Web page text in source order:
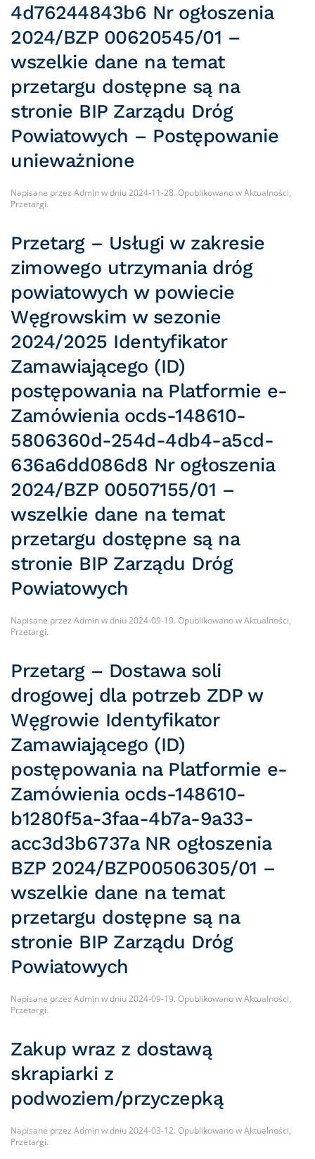
4d76244843b6 Nr ogłoszenia
2024/BZP 00620545/01 –
wszelkie dane na temat
przetargu dostępne są na
stronie BIP Zarządu Dróg
Powiatowych – Postępowanie
unieważnione
Napisane przez Adminw dniu2024-11-28. Opublikowano wAktualności,
Przetargi.
Przetarg – Usługi w zakresie
zimowego utrzymania dróg
powiatowych w powiecie
Węgrowskim w sezonie
2024/2025 Identyfikator
Zamawiającego (ID)
postępowania na Platformie e-
Zamówienia ocds-148610-
5806360d-254d-4db4-a5cd-
636a6dd086d8 Nr ogłoszenia
2024/BZP 00507155/01 –
wszelkie dane na temat
przetargu dostępne są na
stronie BIP Zarządu Dróg
Powiatowych
Napisane przez Adminw dniu2024-09-19. Opublikowano wAktualności,
Przetargi.
Przetarg – Dostawa soli
drogowej dla potrzeb ZDP w
Węgrowie Identyfikator
Zamawiającego (ID)
postępowania na Platformie e-
Zamówienia ocds-148610-
b1280f5a-3faa-4b7a-9a33-
acc3d3b6737a NR ogłoszenia
BZP 2024/BZP00506305/01 –
wszelkie dane na temat
przetargu dostępne są na
stronie BIP Zarządu Dróg
Powiatowych
Napisane przez Adminw dniu2024-09-19. Opublikowano wAktualności,
Przetargi.
Zakup wraz z dostawą
skrapiarki z
podwoziem/przyczepką
Napisane przez Adminw dniu2024-03-12. Opublikowano wAktualności,
Przetargi.